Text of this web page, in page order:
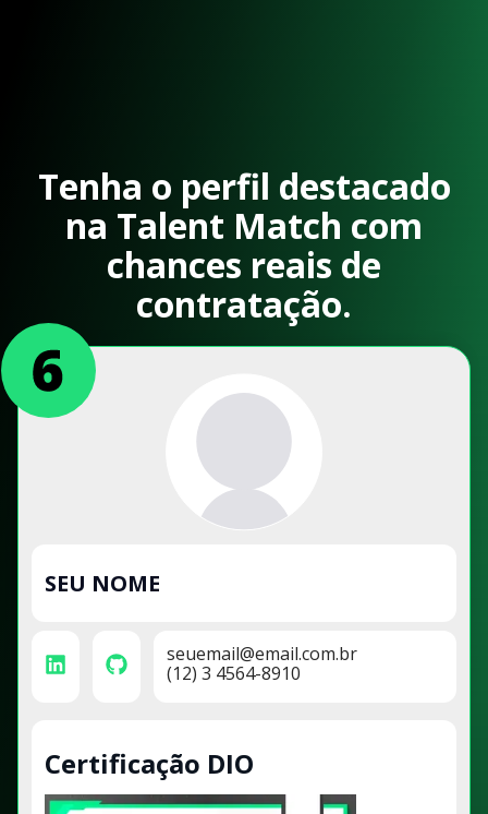
Tenha o perfil destacado
na Talent Match com
chances reais de
contratação.
SEU NOME
seuemail@email.com.br
(12) 3 4564-8910
Certificação DIO